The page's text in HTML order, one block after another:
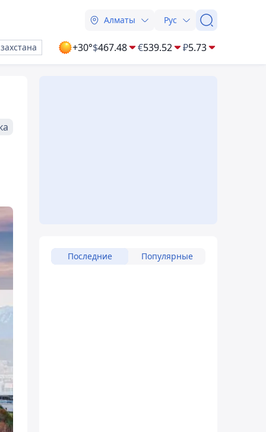
Алматы Рус
+30°$467.48 €539.52 ₽5.73
Последние Популярные